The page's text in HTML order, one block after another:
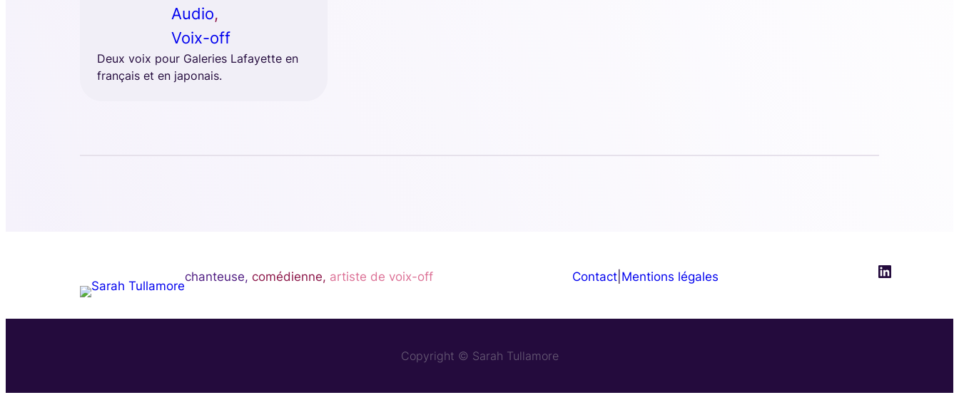
Audio
Voix-off
Deux voix pour Galeries Lafayette en
français et en japonais.
chanteuse, comédienne, artiste de voix-off Contact| Mentions légales LinkedIn
Copyright © Sarah Tullamore